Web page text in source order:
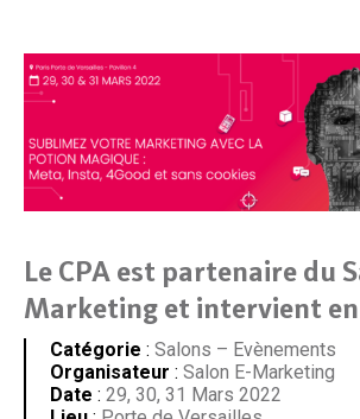
Le CPA est partenaire du
Marketing et intervient
Catégorie : Salons – Evènements
Organisateur : Salon E-Marketing
Date : 29, 30, 31 Mars 2022